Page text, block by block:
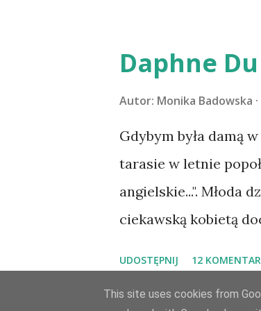
Daphne
Autor: Monika Badowska
Gdybym była damą
tarasie w letnie
angielskie...". Młoda
ciekawską kobietą
owdowiałego przed
Maxim zaczyna
UDOSTĘPNIJ 12
This site uses cookies from